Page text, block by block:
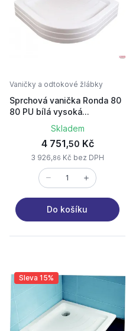
Vaničky a odtokové žlábky
Sprchová vanička Ronda 80
80 PU bílá vysoká
samost.stojící
Skladem
4 751,50 Kč
3 926,86 Kč bez DPH
Do košíku
Sleva 15%